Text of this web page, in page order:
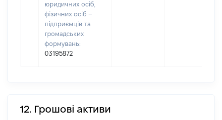
юридичних осіб,
фізичних осіб –
підприємців та
громадських
формувань:
03195872
12. Грошові активи